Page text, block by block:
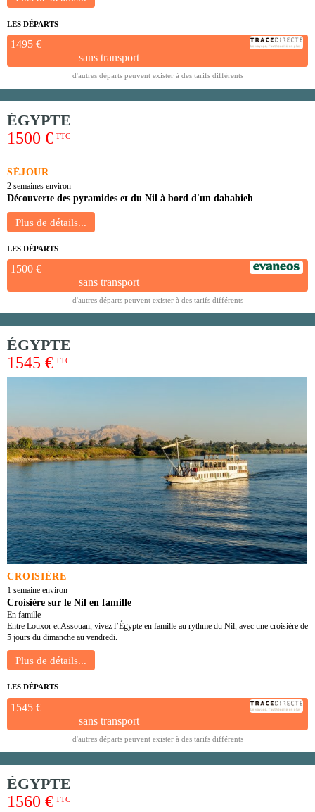
LES DÉPARTS
1495 €
sans transport
d'autres départs peuvent exister à des tarifs différents
ÉGYPTE
1500 € TTC
SÉJOUR
2 semaines environ
Découverte des pyramides et du Nil à bord d'un dahabieh
LES DÉPARTS
1500 €
sans transport
d'autres départs peuvent exister à des tarifs différents
ÉGYPTE
1545 € TTC
CROISIÈRE
1 semaine environ
Croisière sur le Nil en famille
En famille
Entre Louxor et Assouan, vivez l’Égypte en famille au rythme du Nil, avec une croisière de
5 jours du dimanche au vendredi.
LES DÉPARTS
1545 €
sans transport
d'autres départs peuvent exister à des tarifs différents
ÉGYPTE
1560 € TTC